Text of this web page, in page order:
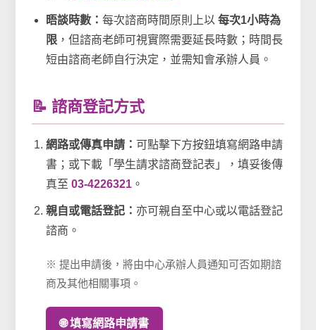
晤談時數：每次諮商時間原則上以每次1小時為
限 ，但諮商老師可視實際需要延長時數；時間長
短由諮商老師自行決定，並需知會承辦人員。
📝 諮商登記方式
網路或傳真申請： 可點擊下方按鈕填寫網路申請
書；或下載「學生請求諮商登記表」，填妥後傳
真至03-4226321 。
親自或電話登記： 亦可親自至中心或以電話登記
諮商。
※ 提出申請後，將由中心承辦人員通知可否如期諮
商及其他相關事項。
🌐 填寫網路申請書